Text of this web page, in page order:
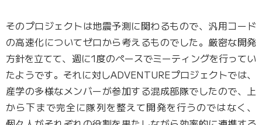
そのプロジェクトは地震予測に関わるもので、汎用コード
の高速化についてゼロから考えるものでした。厳密な開発
方針を立てて、週に1度のペースでミーティングを行ってい
たようです。それに対しADVENTUREプロジェクトでは、
産学の多様なメンバーが参加する混成部隊でしたので、上
から下まで完全に隊列を整えて開発を行うのではなく、